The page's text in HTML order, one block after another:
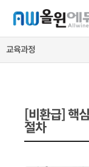
교육과정
[비환급] 핵
절차